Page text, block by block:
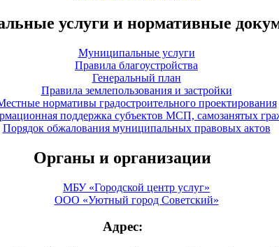
услуги и нормативные
Муниципальные услуги
Правила благоустройства
Генеральный план
Правила землепользования и застройки
нормативы градостроительного проектирования
поддержка субъектов МСП, самозанятых
Порядок обжалования муниципальных правовых актов
Органы и организации
МБУ «Городской центр услуг»
ООО «Уютный город Советский»
Адрес: